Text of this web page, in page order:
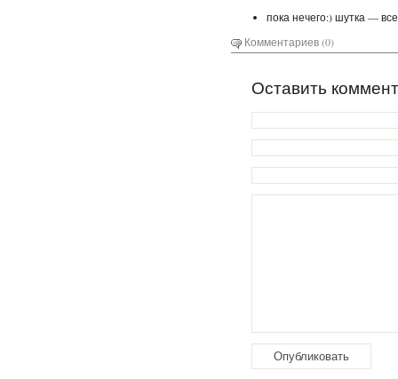
пока нечего:) шутка —
Комментариев (0)
Оставить